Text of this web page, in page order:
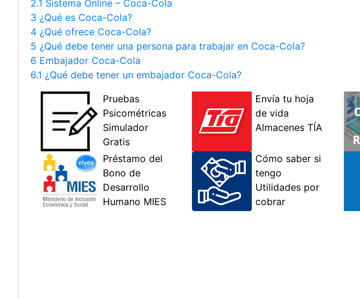
2.1 Sistema Online – Coca-Cola
3 ¿Qué es Coca-Cola?
4 ¿Qué ofrece Coca-Cola?
5 ¿Qué debe tener una persona para trabajar en Coca-Cola?
6 Embajador Coca-Cola
6.1 ¿Qué debe tener un embajador Coca-Cola?